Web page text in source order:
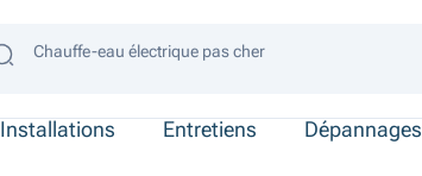
Chauffe-eau électrique pas cher
Chauffe-eau électrique gain de place
Chauffe-eau électrique 4 personnes
Chauffe-eau électrique 2 personnes
Chauffe-eau électrique connecté
Installations Entretiens Dépannages